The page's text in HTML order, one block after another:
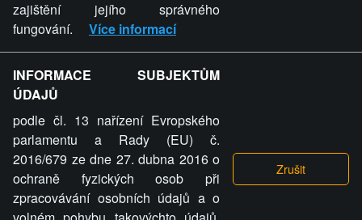
provozovateli stránky žádný nárok na náhradu škody nebo
nemajetkové újmy.
ZVRÁCENÝ.CZ - Svět není zvrácenej. To jen
ty lidi...
zajištění jejího správného
fungování.
Více informací
INFORMACE SUBJEKTŮM
ÚDAJŮ
podle čl. 13 nařízení Evropského
parlamentu a Rady (EU) č.
2016/679 ze dne 27. dubna 2016 o
ochraně fyzických osob při
zpracovávání osobních údajů a o